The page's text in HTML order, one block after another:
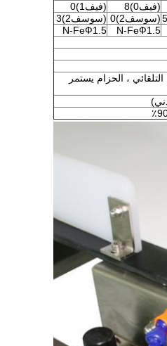
(فيف0)8
(فيف1)0
(سوسف2)0
(سوسف2)3
N-FeФ1.5
N-FeФ1.5
، الحزام يستمر